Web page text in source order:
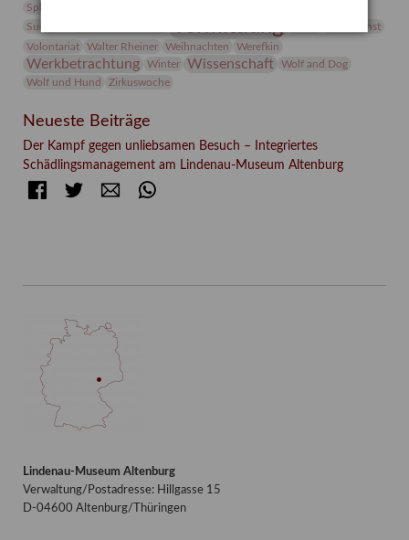
Sphinx
Suermondt-Ludwig-Museum
Vermittlung
Videokunst
Volontariat
Walter Rheiner Weihnachten Werefkin
Werkbetrachtung Winter Wissenschaft
Wolf and Dog
Wolf und Hund
Zirkuswoche
Neueste Beiträge
Der Kampf gegen unliebsamen Besuch – Integriertes
Schädlingsmanagement am Lindenau-Museum Altenburg
FacebookTwitter E-mail
Lindenau-Museum Altenburg
Verwaltung/Postadresse: Hillgasse 15
D-04600 Altenburg/Thüringen